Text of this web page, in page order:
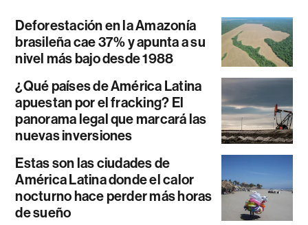
Deforestación en la Amazonía
brasileña cae 37% y apunta a su
nivel más bajo desde 1988
¿Qué países de América Latina
apuestan por el fracking? El
panorama legal que marcará las
nuevas inversiones
Estas son las ciudades de
América Latina donde el calor
nocturno hace perder más horas
de sueño